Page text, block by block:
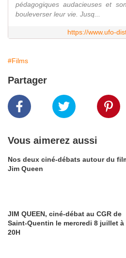
pédagogiques audacieuses et
bouleverser leur vie. Jusq...
https://www.ufo-
#Films
Partager
Vous aimerez aussi
Nos deux ciné-débats autour du
Jim Queen
JIM QUEEN, ciné-débat au CGR de
Saint-Quentin le mercredi 8 juillet à
20H